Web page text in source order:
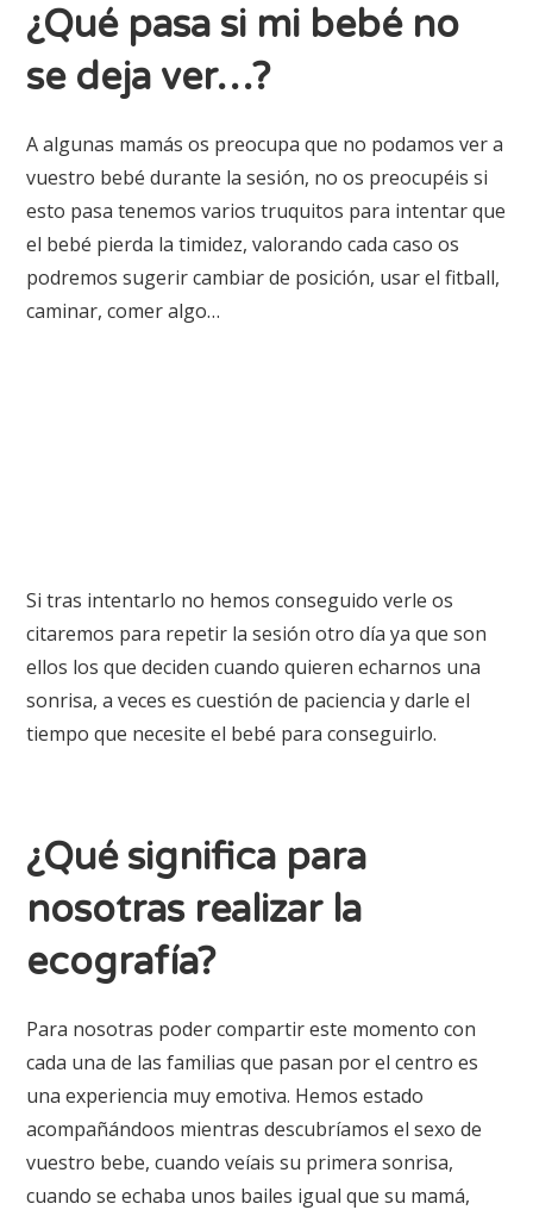
¿Qué pasa si mi bebé no
se deja ver…?
A algunas mamás os preocupa que no podamos ver a
vuestro bebé durante la sesión, no os preocupéis si
esto pasa tenemos varios truquitos para intentar que
el bebé pierda la timidez, valorando cada caso os
podremos sugerir cambiar de posición, usar el fitball,
caminar, comer algo…
Si tras intentarlo no hemos conseguido verle os
citaremos para repetir la sesión otro día ya que son
ellos los que deciden cuando quieren echarnos una
sonrisa, a veces es cuestión de paciencia y darle el
tiempo que necesite el bebé para conseguirlo.
¿Qué significa para
nosotras realizar la
ecografía?
Para nosotras poder compartir este momento con
cada una de las familias que pasan por el centro es
una experiencia muy emotiva. Hemos estado
acompañándoos mientras descubríamos el sexo de
vuestro bebe, cuando veíais su primera sonrisa,
cuando se echaba unos bailes igual que su mamá,